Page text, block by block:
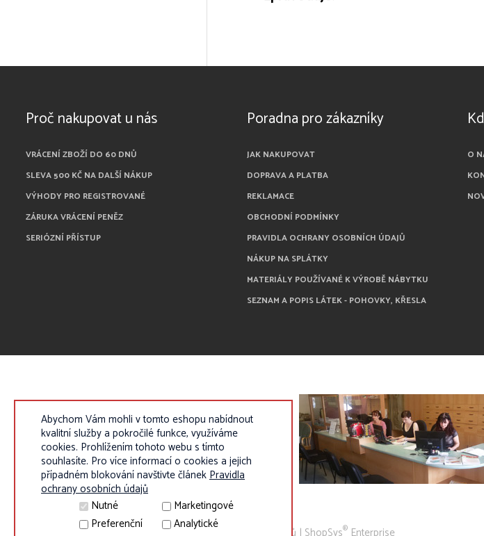
Proč nakupovat u nás
VRÁCENÍ ZBOŽÍ DO 60 DNŮ
SLEVA 500 KČ NA DALŠÍ NÁKUP
VÝHODY PRO REGISTROVANÉ
ZÁRUKA VRÁCENÍ PENĚZ
SERIÓZNÍ PŘÍSTUP
Poradna pro zákazníky
JAK NAKUPOVAT
DOPRAVA A PLATBA
REKLAMACE
OBCHODNÍ PODMÍNKY
PRAVIDLA OCHRANY OSOBNÍCH ÚDAJŮ
NÁKUP NA SPLÁTKY
MATERIÁLY POUŽÍVANÉ K VÝROBĚ NÁBYTKU
SEZNAM A POPIS LÁTEK - POHOVKY, KŘESLA
O
®
Abychom Vám mohli v tomto eshopu nabídnout
kvalitní služby a pokročilé funkce, využíváme
cookies. Prohlížením tohoto webu s tímto
souhlasíte. Pro více informací o cookies a jejich
případném blokování navštivte článekPravidla
ochrany osobních údajů
Nutné
Marketingové
Preferenční
Analytické